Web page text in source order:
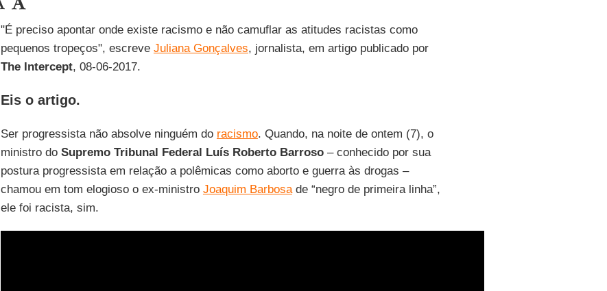
"É preciso apontar onde existe racismo e não camuflar as atitudes racistas como
pequenos tropeços", escreve Juliana Gonçalves, jornalista, em artigo publicado por
The Intercept, 08-06-2017.
Eis o artigo.
Ser progressista não absolve ninguém do racismo. Quando, na noite de ontem (7), o
ministro do Supremo Tribunal Federal Luís Roberto Barroso– conhecido por sua
postura progressista em relação a polêmicas como aborto e guerra às drogas –
chamou em tom elogioso o ex-ministro Joaquim Barbosade “negro de primeira linha”,
ele foi racista, sim.